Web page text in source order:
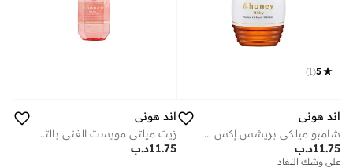
5
(
1
)
اند هوني
شامبو ميلكي بريشس إكس لإصلاح وترميم الشعر (هير باك) – 500 مل
د.ب11.75
على وشك النفاد
اند هوني
زيت ميلتي مويست الغني بالترطيب 3.0 - 100 جم
د.ب11.75